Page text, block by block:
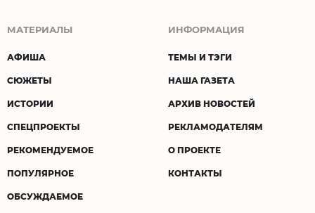
МАТЕРИАЛЫ
АФИША
СЮЖЕТЫ
ИСТОРИИ
СПЕЦПРОЕКТЫ
РЕКОМЕНДУЕМОЕ
ПОПУЛЯРНОЕ
ОБСУЖДАЕМОЕ
ИНФОРМАЦИЯ
ТЕМЫ И ТЭГИ
НАША ГАЗЕТА
АРХИВ НОВОСТЕЙ
РЕКЛАМОДАТЕЛЯМ
О ПРОЕКТЕ
КОНТАКТЫ